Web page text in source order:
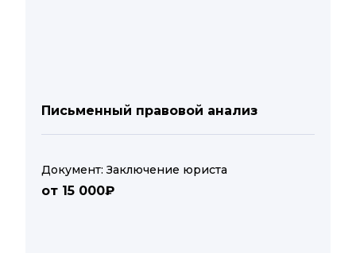
Письменный правовой анализ
Документ: Заключение юриста
от 15 000₽